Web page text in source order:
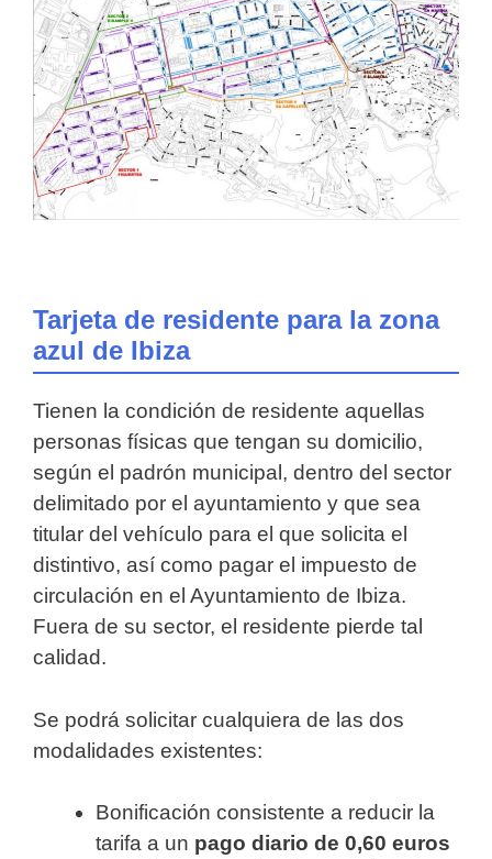
Tarjeta de residente para la zona
azul de Ibiza
Tienen la condición de residente aquellas
personas físicas que tengan su domicilio,
según el padrón municipal, dentro del sector
delimitado por el ayuntamiento y que sea
titular del vehículo para el que solicita el
distintivo, así como pagar el impuesto de
circulación en el Ayuntamiento de Ibiza.
Fuera de su sector, el residente pierde tal
calidad.
Se podrá solicitar cualquiera de las dos
modalidades existentes:
Bonificación consistente a reducir la
tarifa a un pago diario de 0,60 euros